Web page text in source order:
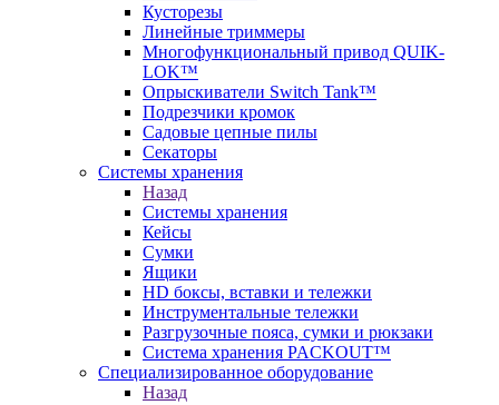
Кусторезы
Линейные триммеры
Многофункциональный привод QUIK-
LOK™
Опрыскиватели Switch Tank™
Подрезчики кромок
Садовые цепные пилы
Секаторы
Системы хранения
Назад
Системы хранения
Кейсы
Сумки
Ящики
HD боксы, вставки и тележки
Инструментальные тележки
Разгрузочные пояса, сумки и рюкзаки
Система хранения PACKOUT™
Специализированное оборудование
Назад